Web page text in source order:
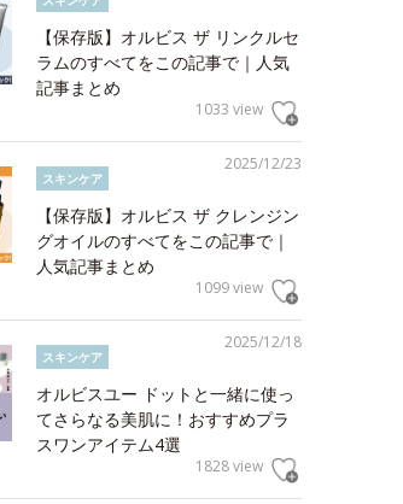
【保存版】オルビス ザ リンクルセ
ラムのすべてをこの記事で｜人気
記事まとめ
1033 view
2025/12/23
スキンケア
【保存版】オルビス ザ クレンジン
グオイルのすべてをこの記事で｜
人気記事まとめ
1099 view
2025/12/18
スキンケア
オルビスユー ドットと一緒に使っ
てさらなる美肌に！おすすめプラ
スワンアイテム4選
1828 view